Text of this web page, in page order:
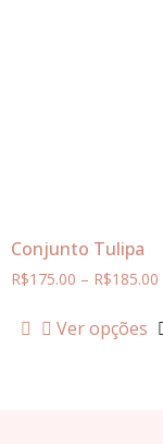
Conjunto Tulipa
R$175.00 – R$185.00
Ver opções